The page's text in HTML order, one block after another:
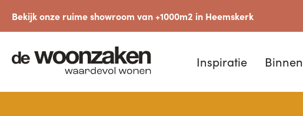
Bekijk onze ruime showroom van +1000m2 in Heemskerk
Inspiratie Binnen